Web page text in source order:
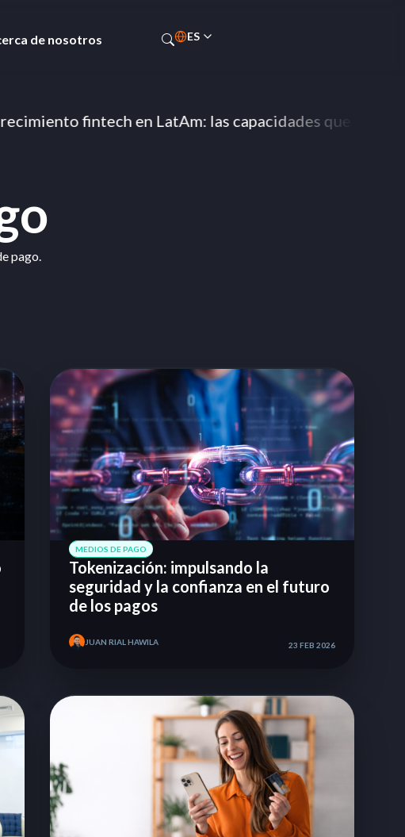
de nosotros ES
fintech en LatAm: las capacidades que definen a
pago.
MEDIOS DE PAGO
Tokenización: impulsando la
seguridad y la confianza en el futuro
de los pagos
JUAN RIAL HAWILA 23 FEB 2026